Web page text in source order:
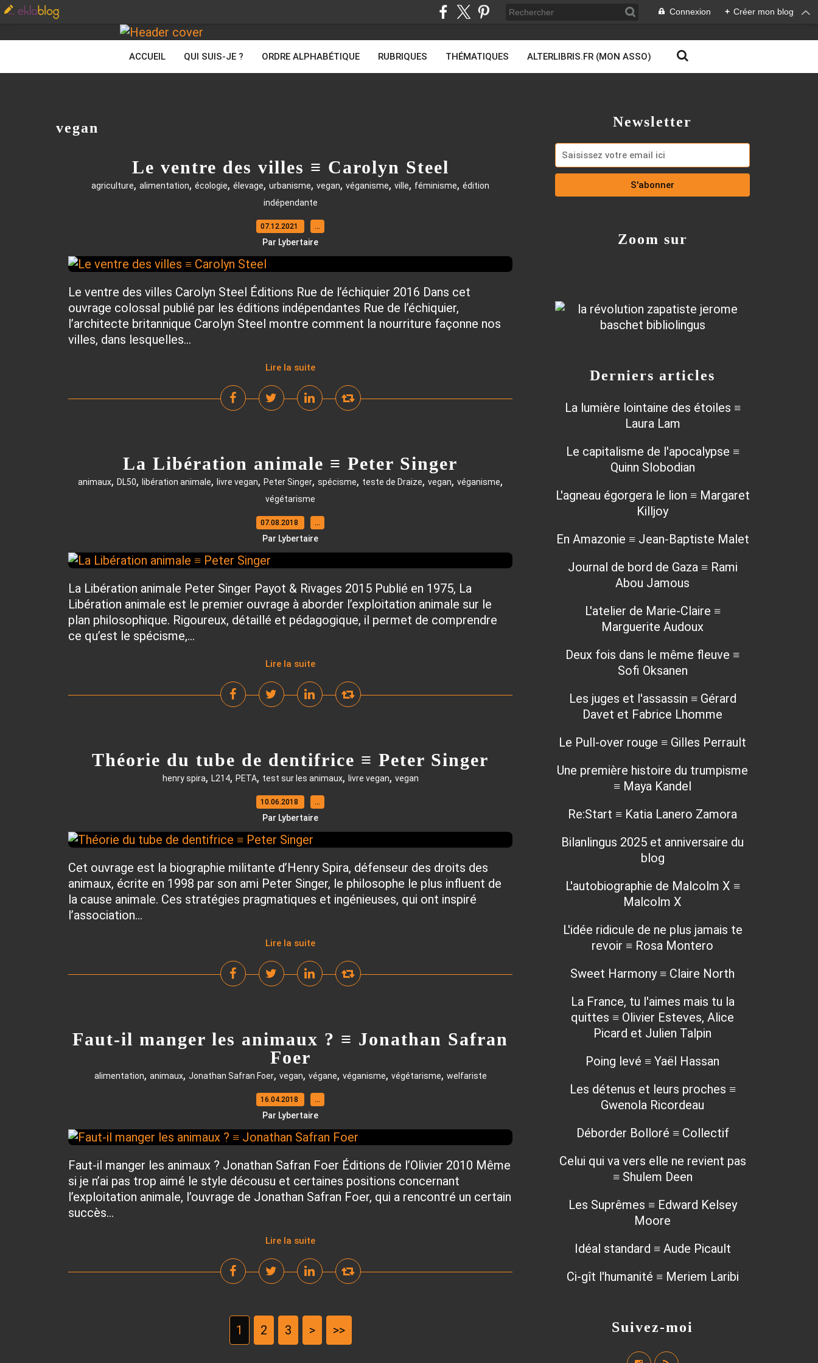
Connexion + Créer mon blog
ACCUEIL QUI SUIS-JE ? ORDRE ALPHABÉTIQUE RUBRIQUES THÉMATIQUES ALTERLIBRIS.FR (MON ASSO)
vegan
Le ventre des villes ≡ Carolyn Steel
agriculture, alimentation, écologie, élevage, urbanisme, vegan, véganisme, ville, féminisme, édition
indépendante
07.12.2021 …
Par Lybertaire
Le ventre des villes Carolyn Steel Éditions Rue de l’échiquier 2016 Dans cet
ouvrage colossal publié par les éditions indépendantes Rue de l’échiquier,
l’architecte britannique Carolyn Steel montre comment la nourriture façonne nos
villes, dans lesquelles...
Lire la suite
La Libération animale ≡ Peter Singer
animaux, DL50, libération animale, livre vegan, Peter Singer, spécisme, teste de Draize, vegan, véganisme,
végétarisme
07.08.2018 …
Par Lybertaire
La Libération animale Peter Singer Payot & Rivages 2015 Publié en 1975, La
Libération animale est le premier ouvrage à aborder l’exploitation animale sur le
plan philosophique. Rigoureux, détaillé et pédagogique, il permet de comprendre
ce qu’est le spécisme,...
Lire la suite
Théorie du tube de dentifrice ≡ Peter Singer
henry spira, L214, PETA, test sur les animaux, livre vegan, vegan
10.06.2018 …
Par Lybertaire
Cet ouvrage est la biographie militante d’Henry Spira, défenseur des droits des
animaux, écrite en 1998 par son ami Peter Singer, le philosophe le plus influent de
la cause animale. Ces stratégies pragmatiques et ingénieuses, qui ont inspiré
l’association...
Lire la suite
Faut-il manger les animaux ? ≡ Jonathan Safran
Foer
alimentation, animaux, Jonathan Safran Foer, vegan, végane, véganisme, végétarisme, welfariste
16.04.2018 …
Par Lybertaire
Faut-il manger les animaux ? Jonathan Safran Foer Éditions de l’Olivier 2010 Même
si je n’ai pas trop aimé le style décousu et certaines positions concernant
l’exploitation animale, l’ouvrage de Jonathan Safran Foer, qui a rencontré un certain
succès...
Lire la suite
1 2 3 > >>
Newsletter
Suivez-moi
Derniers articles
La lumière lointaine des étoiles ≡
Laura Lam
Le capitalisme de l'apocalypse ≡
Quinn Slobodian
L'agneau égorgera le lion ≡ Margaret
Killjoy
En Amazonie ≡ Jean-Baptiste Malet
Journal de bord de Gaza ≡ Rami
Abou Jamous
L'atelier de Marie-Claire ≡
Marguerite Audoux
Deux fois dans le même fleuve ≡
Sofi Oksanen
Les juges et l'assassin ≡ Gérard
Davet et Fabrice Lhomme
Le Pull-over rouge ≡ Gilles Perrault
Une première histoire du trumpisme
≡ Maya Kandel
Re:Start ≡ Katia Lanero Zamora
Bilanlingus 2025 et anniversaire du
blog
L'autobiographie de Malcolm X ≡
Malcolm X
L'idée ridicule de ne plus jamais te
revoir ≡ Rosa Montero
Sweet Harmony ≡ Claire North
La France, tu l'aimes mais tu la
quittes ≡ Olivier Esteves, Alice
Picard et Julien Talpin
Poing levé ≡ Yaël Hassan
Les détenus et leurs proches ≡
Gwenola Ricordeau
Déborder Bolloré ≡ Collectif
Celui qui va vers elle ne revient pas
≡ Shulem Deen
Les Suprêmes ≡ Edward Kelsey
Moore
Idéal standard ≡ Aude Picault
Ci-gît l'humanité ≡ Meriem Laribi
Zoom sur